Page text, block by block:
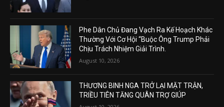
Phe Dân Chủ Đang Vạch Ra Kế Hoạch Khác
Thường Với Cơ Hội “Buộc Ông Trump Phải
Chịu Trách Nhiệm Giải Trình.
August 10, 2026
THƯƠNG BINH NGA TRỞ LẠI MẶT TRẬN,
TRIỀU TIÊN TĂNG QUÂN TRỢ GIÚP